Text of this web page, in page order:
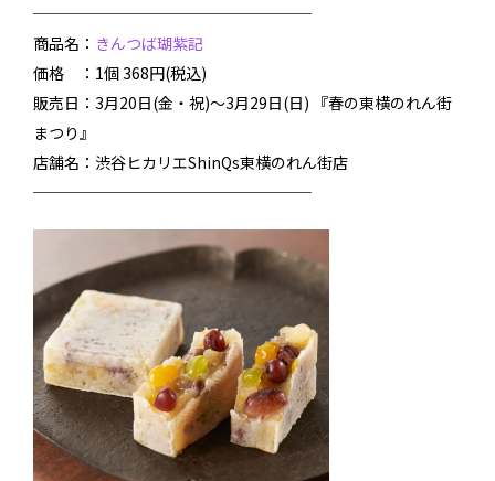
──────────────────
商品名： きんつば瑚紫記
価格 ：1個 368円(税込)
販売日：3月20日(金・祝)～3月29日(日) 『春の東横のれん街
まつり』
店舗名：渋谷ヒカリエShinQs東横のれん街店
──────────────────